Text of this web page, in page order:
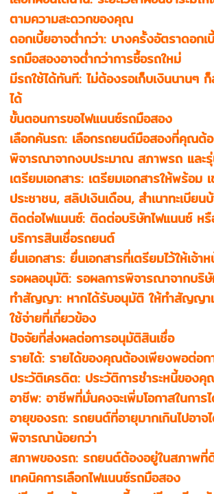
ตามความสะดวกของคุณ
ดอกเบี้ยอาจต่ำกว่า: บางครั้งอัตราดอก
รถมือสองอาจต่ำกว่าการซื้อรถใหม่
มีรถใช้ได้ทันที: ไม่ต้องรอเก็บเงินนานๆ
ได้
ขั้นตอนการขอไฟแนนซ์รถมือสอง
เลือกคันรถ: เลือกรถยนต์มือสองที่คุณต้
พิจารณาจากงบประมาณ สภาพรถ และ
เตรียมเอกสาร: เตรียมเอกสารให้พร้อม
ประชาชน, สลิปเงินเดือน, สำเนาทะเบียน
ติดต่อไฟแนนซ์: ติดต่อบริษัทไฟแนนซ์ หรื
บริการสินเชื่อรถยนต์
ยื่นเอกสาร: ยื่นเอกสารที่เตรียมไว้ให้เจ้
รอผลอนุมัติ: รอผลการพิจารณาจากบริ
ทำสัญญา: หากได้รับอนุมัติ ให้ทำสัญญาเ
ใช้จ่ายที่เกี่ยวข้อง
ปัจจัยที่ส่งผลต่อการอนุมัติสินเชื่อ
รายได้: รายได้ของคุณต้องเพียงพอต่อก
ประวัติเครดิต: ประวัติการชำระหนี้ของ
อาชีพ: อาชีพที่มั่นคงจะเพิ่มโอกาสในการ
อายุของรถ: รถยนต์ที่อายุมากเกินไปอาจ
พิจารณาน้อยกว่า
สภาพของรถ: รถยนต์ต้องอยู่ในสภาพที่
เทคนิคการเลือกไฟแนนซ์รถมือสอง